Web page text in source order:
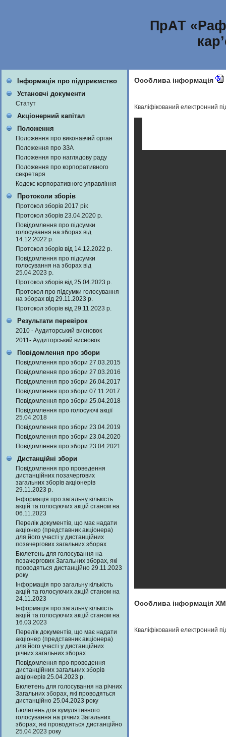
ПрАТ
Інформація про підприємство
Установчі документи
Статут
Акціонерний капітал
Положення
Положення про виконавчий орган
Положення про ЗЗА
Положення про наглядову раду
Положення про корпоративного
секретаря
Кодекс корпоративного управління
Протоколи зборів
Протокол зборів 2017 рік
Протокол зборів 23.04.2020 р.
Повідомлення про підсумки
голосування на зборах від
14.12.2022 р.
Протокол зборів від 14.12.2022 р.
Повідомлення про підсумки
голосування на зборах від
25.04.2023 р.
Протокол зборів від 25.04.2023 р.
Протокол про підсумки голосування
на зборах від 29.11.2023 р.
Протокол зборів від 29.11.2023 р.
Результати перевірок
2010 - Аудиторський висновок
2011- Аудиторський висновок
Повідомлення про збори
Повідомлення про збори 27.03.2015
Повідомлення про збори 27.03.2016
Повідомлення про збори 26.04.2017
Повідомлення про збори 07.11.2017
Повідомлення про збори 25.04.2018
Повідомлення про голосуючі акції
25.04.2018
Повідомлення про збори 23.04.2019
Повідомлення про збори 23.04.2020
Повідомлення про збори 23.04.2021
Дистанційні збори
Повідомлення про проведення
дистанційних позачергових
загальних зборів акціонерів
29.11.2023 р.
Інформація про загальну кількість
акцій та голосуючих акцій станом на
06.11.2023
Перелік документів, що має надати
акціонер (представник акціонера)
для його участі у дистанційних
позачергових загальних зборах
Бюлетень для голосування на
позачергових Загальних зборах, які
проводяться дистанційно 29.11.2023
року
Інформація про загальну кількість
акцій та голосуючих акцій станом на
24.11.2023
Інформація про загальну кількість
акцій та голосуючих акцій станом на
16.03.2023
Перелік документів, що має надати
акціонер (представник акціонера)
для його участі у дистанційних
річних загальних зборах
Повідомлення про проведення
дистанційних загальних зборів
акціонерів 25.04.2023 р.
Бюлетень для голосування на річних
Загальних зборах, які проводяться
дистанційно 25.04.2023 року
Бюлетень для кумулятивного
голосування на річних Загальних
зборах, які проводяться дистанційно
25.04.2023 року
Особлива інформація
Кваліфікований електронний
Особлива інформація
Кваліфікований електронний